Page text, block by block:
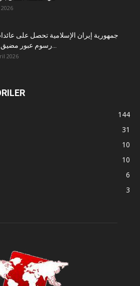
جمهورية إيران الإسلامية تحصل على
رسوم عبور مضيق هرمز...
2026
144
31
10
10
6
3